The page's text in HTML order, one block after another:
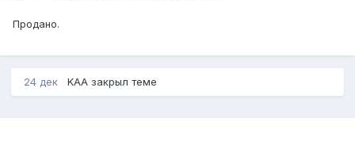
Продано.
24 дек KAA закрыл теме